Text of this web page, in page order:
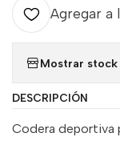
Agregar a
Mostrar
DESCRIPCIÓN
Codera deportiva